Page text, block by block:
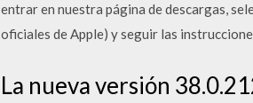
entrar en nuestra página de descargas,
oficiales de Apple) y seguir las
La nueva versión